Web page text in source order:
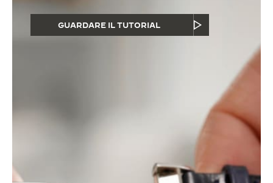
GUARDARE IL TUTORIAL